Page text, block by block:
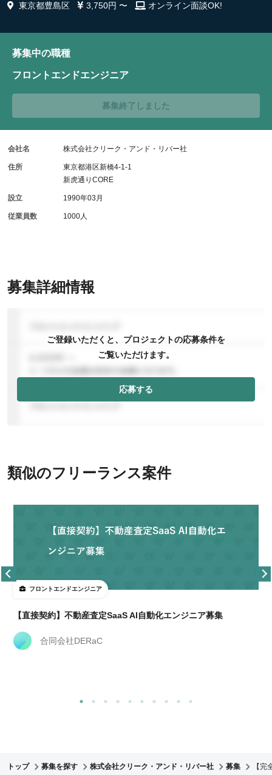
東京都豊島区 3,750円 〜 オンライン面談OK!
募集詳細情報
ご登録いただくと、プロジェクトの応募条件を
ご覧いただけます。
応募する
募集中の職種
フロントエンドエンジニア
募集終了しました
会社名 株式会社クリーク・アンド・リバー社
住所
東京都港区新橋4-1-1
新虎通りCORE
設立 1990年03月
従業員数 1000人
類似のフリーランス案件
フロントエンドエンジニア
【直接契約】不動産査定SaaS AI自動化エンジニア募集
合同会社DERaC
トップ 募集を探す 株式会社クリーク・アンド・リバー社 募集 【